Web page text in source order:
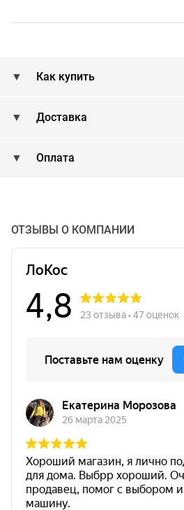
Как купить
Доставка
Оплата
ОТЗЫВЫ О КОМПАНИИ